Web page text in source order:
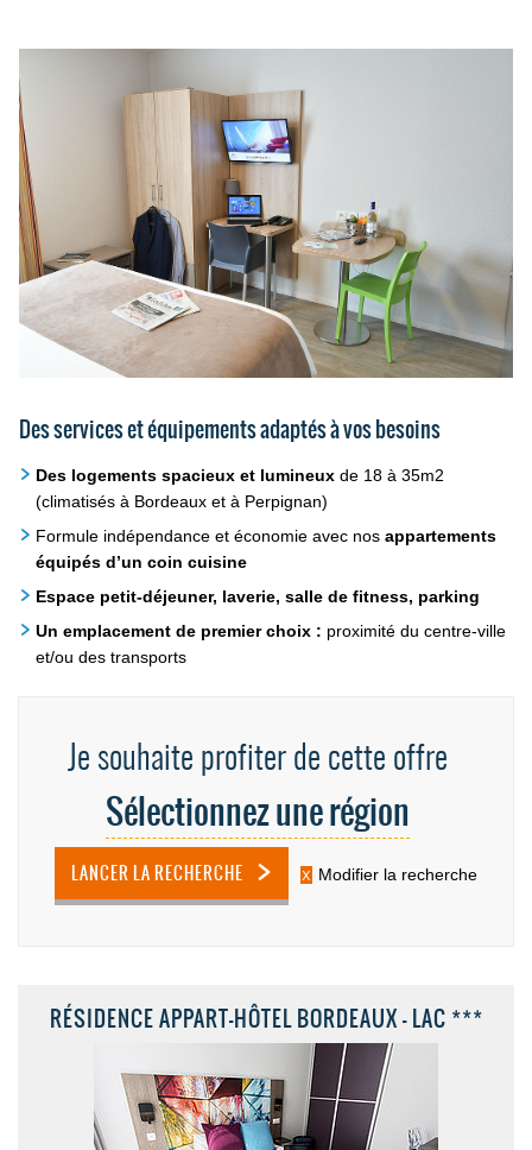
Des services et équipements adaptés à vos besoins
Des logements spacieux et lumineux de 18 à 35m2
(climatisés à Bordeaux et à Perpignan)
Formule indépendance et économie avec nos appartements
équipés d’un coin cuisine
Espace petit-déjeuner, laverie, salle de fitness, parking
Un emplacement de premier choix : proximité du centre-ville
et/ou des transports
Je souhaite profiter de cette offre
Sélectionnez une région
LANCER LA RECHERCHE Modifier la recherche
RÉSIDENCE APPART-HÔTEL BORDEAUX - LAC ***